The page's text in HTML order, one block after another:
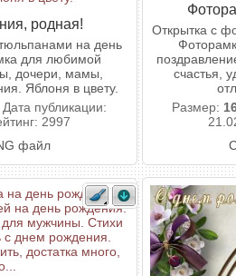
родная!
на день
для любимой
дочери, мамы,
Яблоня в цвету.
, Дата публикации:
2997
файл
Открытка с
счастья,
Размер: